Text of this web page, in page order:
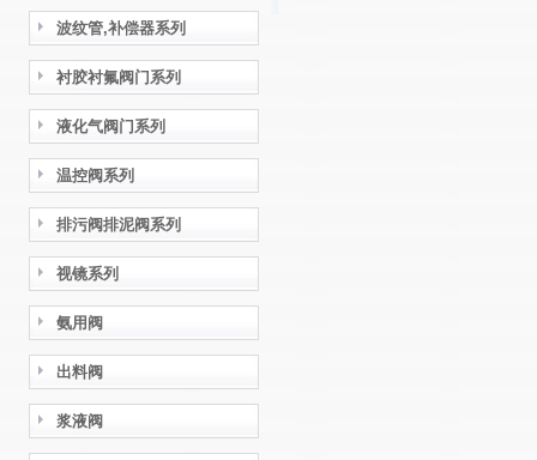
波纹管,补偿器系列
衬胶衬氟阀门系列
液化气阀门系列
温控阀系列
排污阀排泥阀系列
视镜系列
氨用阀
出料阀
浆液阀